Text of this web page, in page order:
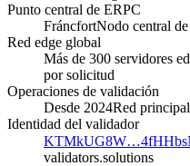
Punto central de ERPC
FráncfortNodo central
Red edge global
Más de 300 servidores
por solicitud
Operaciones de validación
Desde 2024Red
Identidad del validador
validators.solutions